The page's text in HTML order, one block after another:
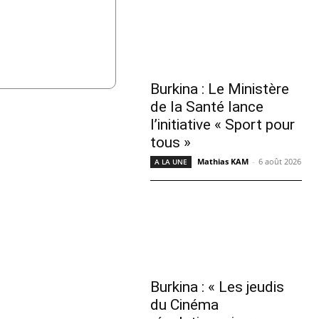
Burkina : Le Ministère
de la Santé lance
l’initiative « Sport pour
tous »
A LA UNE Mathias KAM - 6 août 2026
Burkina : « Les jeudis
du Cinéma